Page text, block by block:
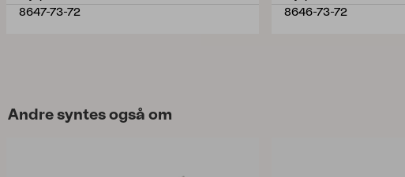
8647-73-72 8646-73-72
Andre syntes også om